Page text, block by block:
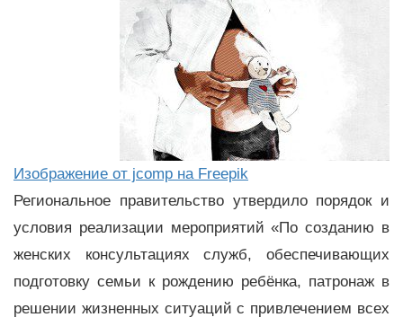
Изображение от jcomp на Freepik
Региональное правительство утвердило порядок и
условия реализации мероприятий «По созданию в
женских консультациях служб, обеспечивающих
подготовку семьи к рождению ребёнка, патронаж в
решении жизненных ситуаций с привлечением всех